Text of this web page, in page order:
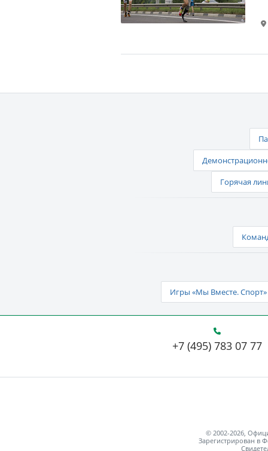
Горячая
Игры «Мы Вместе. Спорт»
+7 (495) 783 07 77
© 2002-2026,
Зарегистрирован в